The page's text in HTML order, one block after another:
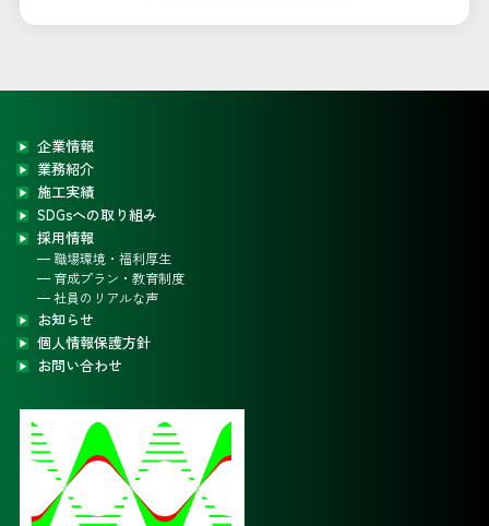
企業情報
業務紹介
施工実績
SDGsへの取り組み
採用情報
職場環境・福利厚生
育成プラン・教育制度
社員のリアルな声
お知らせ
個人情報保護方針
お問い合わせ